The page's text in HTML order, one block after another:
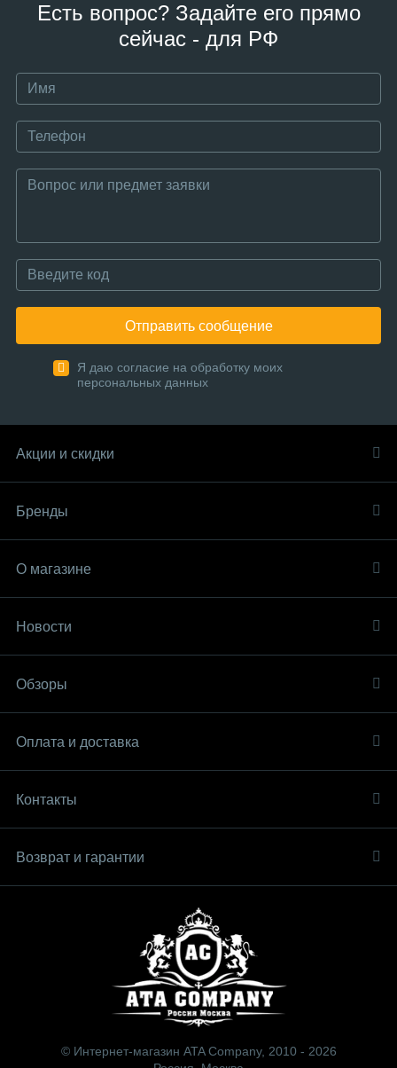
Есть вопрос? Задайте его прямо
сейчас - для РФ
Отправить сообщение
Я даю согласие на обработку моих
персональных данных
Акции и скидки
Бренды
О магазине
Новости
Обзоры
Оплата и доставка
Контакты
Возврат и гарантии
© Интернет-магазин ATA Company, 2010 - 2026